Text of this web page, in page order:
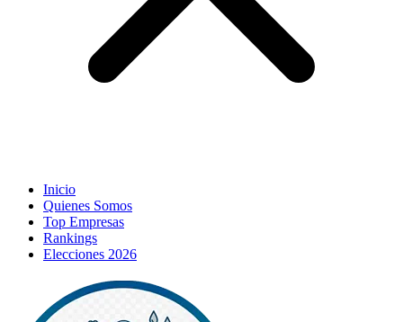
Inicio
Quienes Somos
Top Empresas
Rankings
Elecciones 2026